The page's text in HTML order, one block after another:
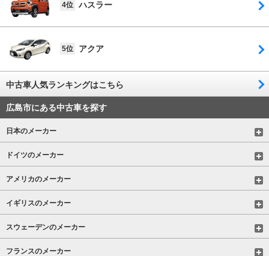
4位 ハスラー
5位 アクア
中古車人気ランキングはこちら
広島市にある中古車を探す
日本のメーカー
ドイツのメーカー
アメリカのメーカー
イギリスのメーカー
スウェーデンのメーカー
フランスのメーカー